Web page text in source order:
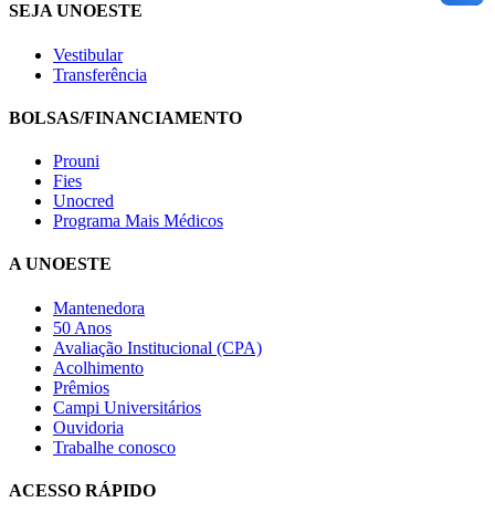
SEJA UNOESTE
Vestibular
Transferência
BOLSAS/FINANCIAMENTO
Prouni
Fies
Unocred
Programa Mais Médicos
A UNOESTE
Mantenedora
50 Anos
Avaliação Institucional (CPA)
Acolhimento
Prêmios
Campi Universitários
Ouvidoria
Trabalhe conosco
ACESSO RÁPIDO